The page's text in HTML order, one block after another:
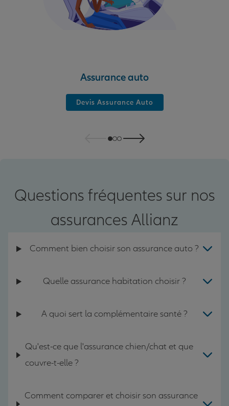
Assurance auto
Devis Assurance Auto
Questions fréquentes sur nos
assurances Allianz
Comment bien choisir son assurance auto ?
Quelle assurance habitation choisir ?
A quoi sert la complémentaire santé ?
Qu'est-ce que l'assurance chien/chat et que
couvre-t-elle ?
Comment comparer et choisir son assurance